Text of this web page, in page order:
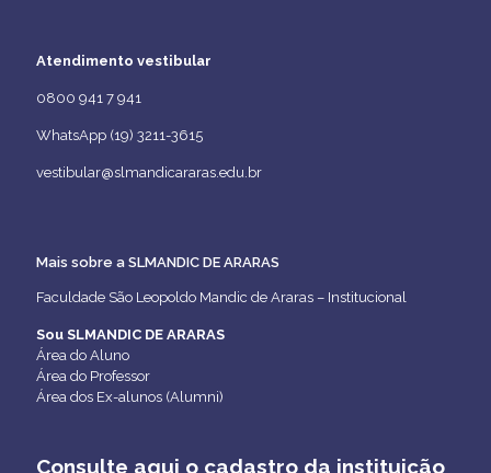
Atendimento vestibular
0800 941 7 941
WhatsApp (19) 3211-3615
vestibular@slmandicararas.edu.br
Mais sobre a SLMANDIC DE ARARAS
Faculdade São Leopoldo Mandic de Araras – Institucional
Sou SLMANDIC DE ARARAS
Área do Aluno
Área do Professor
Área dos Ex-alunos (Alumni)
Consulte aqui o cadastro da instituição